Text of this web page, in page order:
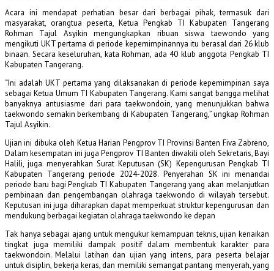
Acara ini mendapat perhatian besar dari berbagai pihak, termasuk dari
masyarakat, orangtua peserta, Ketua Pengkab TI Kabupaten Tangerang
Rohman Tajul Asyikin mengungkapkan ribuan siswa taewondo yang
mengikuti UKT pertama di periode kepemimpinannya itu berasal dari 26 klub
binaan. Secara keseluruhan, kata Rohman, ada 40 klub anggota Pengkab TI
Kabupaten Tangerang.
“Ini adalah UKT pertama yang dilaksanakan di periode kepemimpinan saya
sebagai Ketua Umum TI Kabupaten Tangerang. Kami sangat bangga melihat
banyaknya antusiasme dari para taekwondoin, yang menunjukkan bahwa
taekwondo semakin berkembang di Kabupaten Tangerang,” ungkap Rohman
Tajul Asyikin.
Ujian ini dibuka oleh Ketua Harian Pengprov TI Provinsi Banten Fiva Zabreno,
Dalam kesempatan ini juga Pengprov TI Banten diwakili oleh Sekretaris, Bayi
Halili, juga menyerahkan Surat Keputusan (SK) Kepengurusan Pengkab TI
Kabupaten Tangerang periode 2024-2028. Penyerahan SK ini menandai
periode baru bagi Pengkab TI Kabupaten Tangerang yang akan melanjutkan
pembinaan dan pengembangan olahraga taekwondo di wilayah tersebut.
Keputusan ini juga diharapkan dapat memperkuat struktur kepengurusan dan
mendukung berbagai kegiatan olahraga taekwondo ke depan
Tak hanya sebagai ajang untuk mengukur kemampuan teknis, ujian kenaikan
tingkat juga memiliki dampak positif dalam membentuk karakter para
taekwondoin. Melalui latihan dan ujian yang intens, para peserta belajar
untuk disiplin, bekerja keras, dan memiliki semangat pantang menyerah, yang